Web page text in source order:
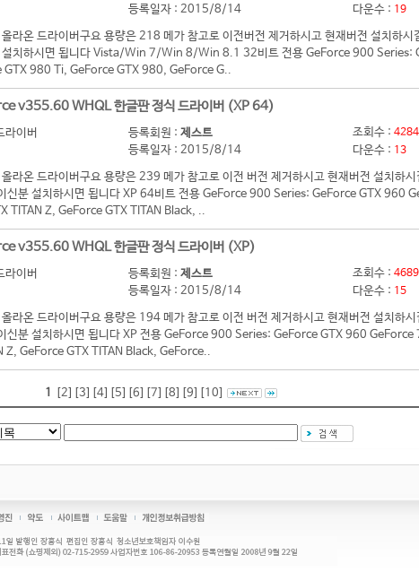
등록일자 : 2015/8/14
다운수 : 19
라온 드라이버구요 용량은 218 메가 참고로 이전버전 제거하시고 현재버전 설치하시
설치하시면 됩니다 Vista/Win 7/Win 8/Win 8.1 32비트 전용 GeForce 900 Series:
GTX 980 Ti, GeForce GTX 980, GeForce G..
v355.60 WHQL 한글판 정식 드라이버 (XP 64)
라이버
등록회원 : 제스트
등록일자 : 2015/8/14
조회수 :
다운수 : 13
라온 드라이버구요 용량은 239 메가 참고로 이전 버전 제거하시고 현재버전 설치하시
신분 설치하시면 됩니다 XP 64비트 전용 GeForce 900 Series: GeForce GTX 960
TITAN Z, GeForce GTX TITAN Black, ..
v355.60 WHQL 한글판 정식 드라이버 (XP)
라이버
등록회원 : 제스트
등록일자 : 2015/8/14
조회수 :
다운수 : 15
라온 드라이버구요 용량은 194 메가 참고로 이전 버전 제거하시고 현재버전 설치하시
신분 설치하시면 됩니다 XP 전용 GeForce 900 Series: GeForce GTX 960
Z, GeForce GTX TITAN Black, GeForce..
1 [2] [3] [4] [5] [6] [7] [8] [9] [10]